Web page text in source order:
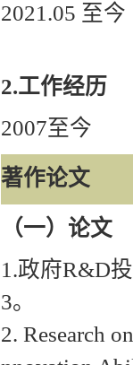
2021.05 至今
2.工作经历
2007至今
著作论文
（一）论文
1.政府R&D
3。
2. Research